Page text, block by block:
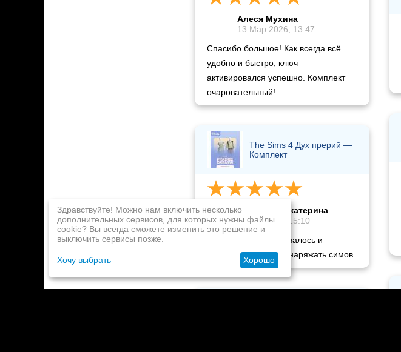
Алеся Мухина
13 Мар 2026, 13:47
Спасибо большое! Как всегда всё
удобно и быстро, ключ
активировался успешно. Комплект
очаровательный!
The Sims 4 Дух прерий —
Комплект
Екатерина Екатерина
8 Мар 2026, 15:10
Супер, все активировалось и
работает. побежала наряжать симов
Здравствуйте! Можно нам включить несколько
дополнительных сервисов, для которых нужны файлы
cookie? Вы всегда сможете изменить это решение и
выключить сервисы позже.
Хочу выбрать Хорошо